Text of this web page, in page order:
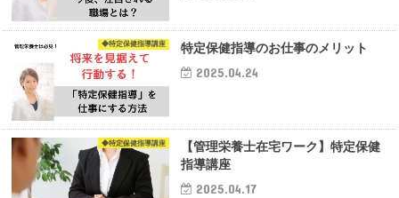
◆特定保健指導講座 特定保健指導のお仕事のメリット
2025.04.24
◆特定保健指導講座
【管理栄養士在宅ワーク】特定保健
指導講座
2025.04.17